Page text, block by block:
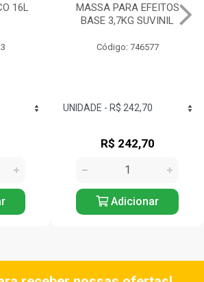
IQUINE DIATEX ACRILICA
15LT BALDE BRANCO NEVE
Código: 734826
R$ 166,63
Adicionar